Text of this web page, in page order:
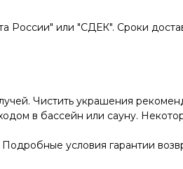
России" или "СДЕК". Сроки
Чистить украшения
в бассейн или сауну.
условия гарантии